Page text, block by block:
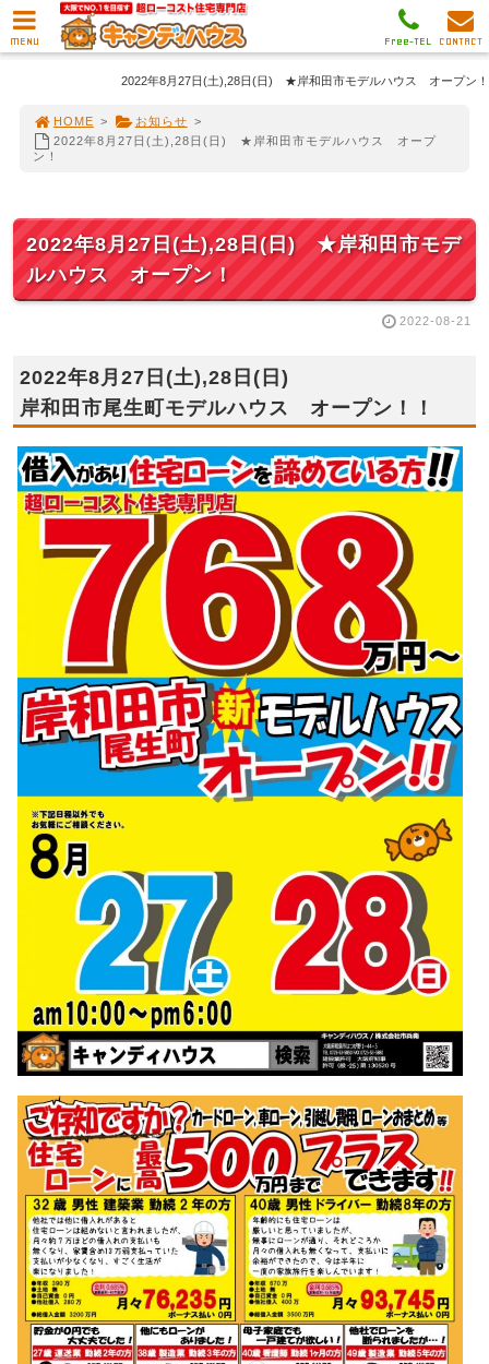
2022年8月27日(土),28日(日) ★岸和田市モデルハウス オープン！
HOME > お知らせ >
2022年8月27日(土),28日(日) ★岸和田市モデルハウス オープ
ン！
2022年8月27日(土),28日(日) ★岸和田市モデ
ルハウス オープン！
2022-08-21
2022年8月27日(土),28日(日)
岸和田市尾生町モデルハウス オープン！！
MENU CONTACT
Free-TEL